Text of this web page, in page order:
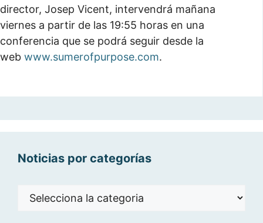
director, Josep Vicent, intervendrá mañana
viernes a partir de las 19:55 horas en una
conferencia que se podrá seguir desde la
web www.sumerofpurpose.com.
Noticias por categorías
Noticias